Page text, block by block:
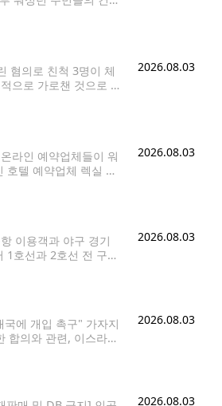
혐의로 친척 3명이 체
으로 가로챈 것으로 보
2026.08.03
라인 예약업체들이 워
텔 예약업체 렉실 테
2026.08.03
이용객과 야구 경기
호선과 2호선 전 구간
2026.08.03
에 개입 촉구" 가자지
합의와 관련, 이스라엘
2026.08.03
2026.08.03